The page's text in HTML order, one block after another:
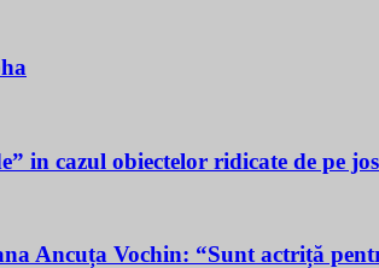
in cazul obiectelor ridicate de pe
Ancuța Vochin: “Sunt actriță